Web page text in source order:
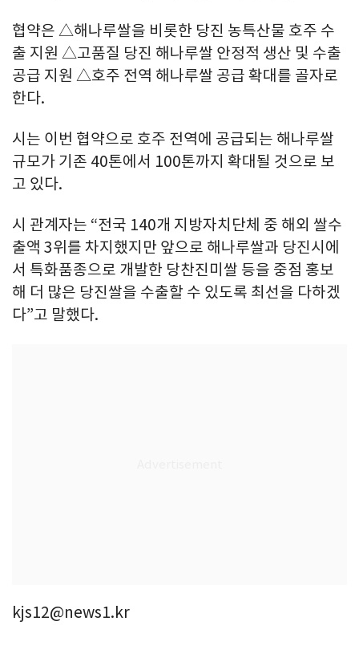
협약은 △해나루쌀을 비롯한 당진 농특산물 호주 수
출 지원 △고품질 당진 해나루쌀 안정적 생산 및 수출
공급 지원 △호주 전역 해나루쌀 공급 확대를 골자로
한다.
시는 이번 협약으로 호주 전역에 공급되는 해나루쌀
규모가 기존 40톤에서 100톤까지 확대될 것으로 보
고 있다.
시 관계자는 “전국 140개 지방자치단체 중 해외 쌀수
출액 3위를 차지했지만 앞으로 해나루쌀과 당진시에
서 특화품종으로 개발한 당찬진미쌀 등을 중점 홍보
해 더 많은 당진쌀을 수출할 수 있도록 최선을 다하겠
다”고 말했다.
kjs12@news1.kr